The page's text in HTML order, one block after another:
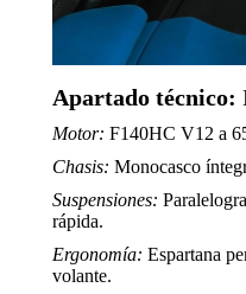
Apartado técnico:
Motor: F140HC V12 a
Chasis: Monocasco
Suspensiones:
rápida.
Ergonomía: Espartana
volante.